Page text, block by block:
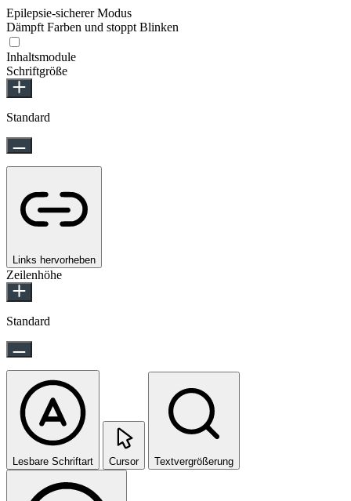
Epilepsie-sicherer Modus
Dämpft Farben und stoppt Blinken
Inhaltsmodule
Schriftgröße
Standard
Links hervorheben
Zeilenhöhe
Standard
Lesbare Schriftart Cursor Textvergrößerung